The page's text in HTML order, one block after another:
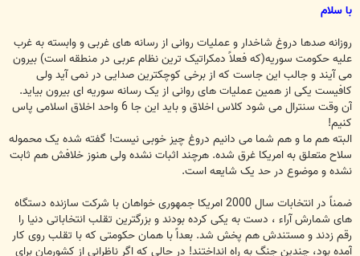
ت
با سلام
روزانه صدها دروغ شاخدار و عملیات روانی از رسانه های غربی و وابسته به غرب
علیه حکومت سوریه(که فعلاً دمکراتیک ترین نظام عربی در منطقه است) بیرون
می آیند و جالب این جاست که از برخی کوچکترین صدایی در نمی آید ولی
کافیست یکی از همین عملیات های روانی از یک رسانه سوریه ای بیرون بیاید.
آن وقت سنترال می شود کلاس اخلاق و باید این جا 6 واحد اخلاق اسلامی پاس
کنیم!
البته هم ما و هم شما می دانیم دروغ چیز خوبی نیست! گفته شده یک محموله
سلاح متعلق به امریکا غرق شده. هرچند اثبات نشده ولی هنوز خلافش هم ثابت
نشده و موضوع در حد یک شایعه است.
ضمناً در انتخابات سال 2000 امریکا جمهوری خواهان با شرکت سازنده دستگاه
های شمارش آراء ، دست به یکی کرده بودند و بزرگترین تقلب انتخاباتی دنیا را
رقم زدند و مستندش هم پخش شد. بعداً با همان حکومتی که با تقلب روی کار
آمده بود، چندین جنگ به راه انداختند! در حالی که اگر ناظرانی از کشورمان برای